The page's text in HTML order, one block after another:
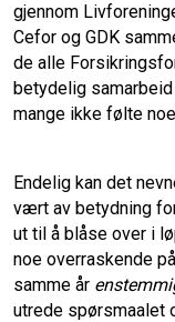
gjennom
Cefor og GDK
de alle
betydelig
mange ikke følte
Endelig kan det
vært av betydning
ut til å blåse over i
noe overraskende
samme år
utrede spørsmaalet